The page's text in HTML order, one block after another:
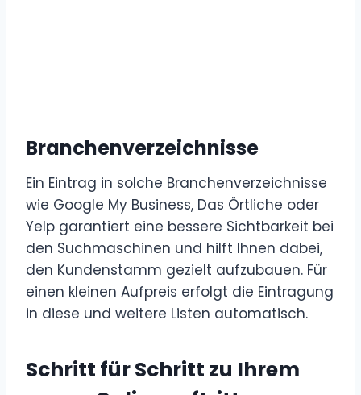
Branchenverzeichnisse
Ein Eintrag in solche Branchenverzeichnisse
wie Google My Business, Das Örtliche oder
Yelp garantiert eine bessere Sichtbarkeit bei
den Suchmaschinen und hilft Ihnen dabei,
den Kundenstamm gezielt aufzubauen. Für
einen kleinen Aufpreis erfolgt die Eintragung
in diese und weitere Listen automatisch.
Schritt für Schritt zu Ihrem